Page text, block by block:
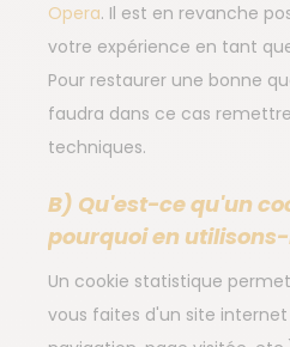
Opera. Il est en revanche
votre expérience en tant
Pour restaurer une bonne
faudra dans ce cas
techniques.
B) Qu'est-ce qu'un
pourquoi en
Un cookie statistique
vous faites d'un site